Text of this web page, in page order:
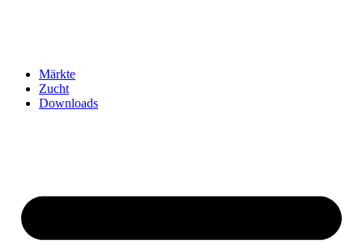
Märkte
Zucht
Downloads